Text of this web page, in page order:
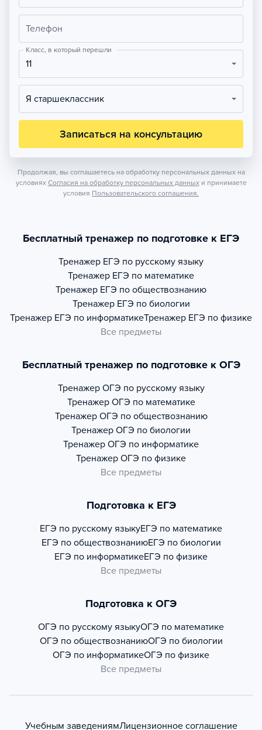
Телефон
Класс, в который перешли
11
Я старшеклассник
Записаться на консультацию
Продолжая, вы соглашаетесь на обработку персональных данных на
условиях Согласия на обработку персональных данных и принимаете
условия Пользовательского соглашения.
Бесплатный тренажер по подготовке к ЕГЭ
Тренажер ЕГЭ по русскому языку
Тренажер ЕГЭ по математике
Тренажер ЕГЭ по обществознанию
Тренажер ЕГЭ по биологии
Тренажер ЕГЭ по информатикеТренажер ЕГЭ по физике
Все предметы
Бесплатный тренажер по подготовке к ОГЭ
Тренажер ОГЭ по русскому языку
Тренажер ОГЭ по математике
Тренажер ОГЭ по обществознанию
Тренажер ОГЭ по биологии
Тренажер ОГЭ по информатике
Тренажер ОГЭ по физике
Все предметы
Подготовка к ЕГЭ
ЕГЭ по русскому языкуЕГЭ по математике
ЕГЭ по обществознаниюЕГЭ по биологии
ЕГЭ по информатикеЕГЭ по физике
Все предметы
Подготовка к ОГЭ
ОГЭ по русскому языкуОГЭ по математике
ОГЭ по обществознаниюОГЭ по биологии
ОГЭ по информатикеОГЭ по физике
Все предметы
Учебным заведениямЛицензионное соглашение